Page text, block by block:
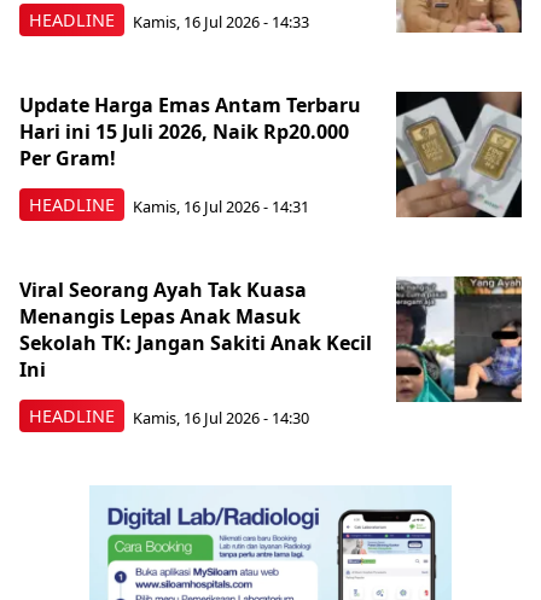
HEADLINE Kamis, 16 Jul 2026 - 14:33
HEADLINE
Update Harga Emas Antam Terbaru
Hari ini 15 Juli 2026, Naik Rp20.000
Per Gram!
Kamis, 16 Jul 2026 - 14:31
HEADLINE
Viral Seorang Ayah Tak Kuasa
Menangis Lepas Anak Masuk
Sekolah TK: Jangan Sakiti Anak Kecil
Ini
Kamis, 16 Jul 2026 - 14:30